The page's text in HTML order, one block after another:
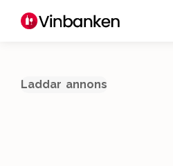
Laddar annons